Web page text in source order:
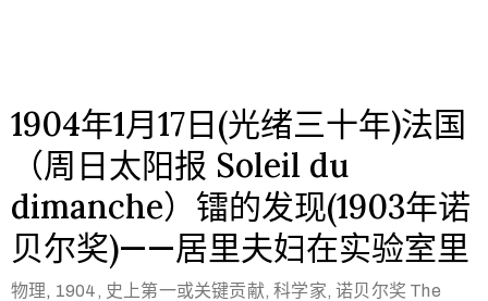
1904年1月17日(光绪三十年)法国
（周日太阳报 Soleil du
dimanche）镭的发现(1903年诺
贝尔奖)——居里夫妇在实验室里
物理, 1904, 史上第一或关键贡献, 科学家, 诺贝尔奖 The